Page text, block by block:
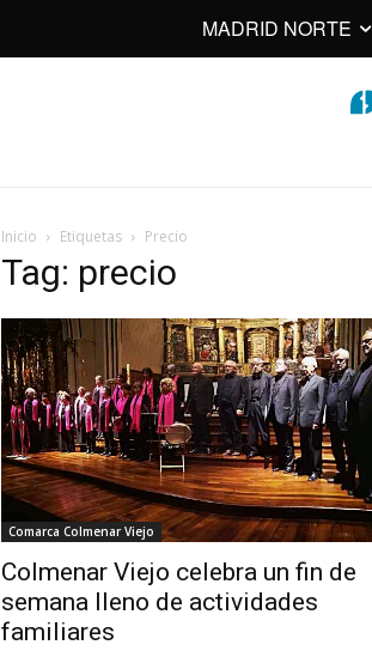
MADRID NORTE
Inicio Etiquetas Precio
Tag: precio
Comarca Colmenar Viejo
Colmenar Viejo celebra un fin de
semana lleno de actividades
familiares